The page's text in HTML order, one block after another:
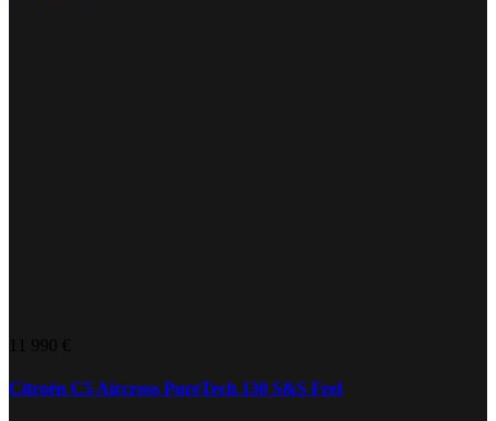
11 990 €
Citroën C5 Aircross PureTech 130 S&S Feel